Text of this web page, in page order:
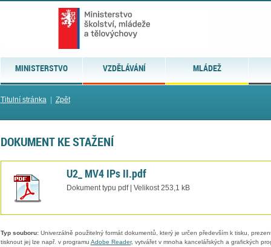
MINISTERSTVO VZDĚLÁVÁNÍ MLÁDEŽ
Titulní stránka| Zpět
DOKUMENT KE STAŽENÍ
U2_ MV4 IPs II.pdf
Dokument typu pdf | Velikost 253,1 kB
Typ souboru:Univerzálně použitelný formát dokumentů, který je určen především k tisku,
tisknout jej lze např. v programu Adobe Reader, vytvářet v mnoha kancelářských a grafických